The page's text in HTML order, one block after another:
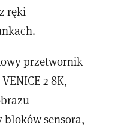
ręki
przetwornik
2 8K,
bloków sensora,